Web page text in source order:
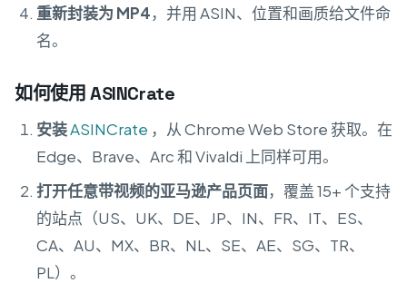
重新封装为 MP4，并用 ASIN、位置和画质给文件命
名。
如何使用 ASINCrate
安装ASINCrate ，从 Chrome Web Store 获取。在
Edge、Brave、Arc 和 Vivaldi 上同样可用。
打开任意带视频的亚马逊产品页面，覆盖 15+ 个支持
的站点（US、UK、DE、JP、IN、FR、IT、ES、
CA、AU、MX、BR、NL、SE、AE、SG、TR、
PL）。